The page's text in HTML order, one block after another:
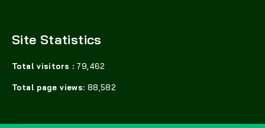
Site Statistics
Total visitors : 79,462
Total page views: 88,582